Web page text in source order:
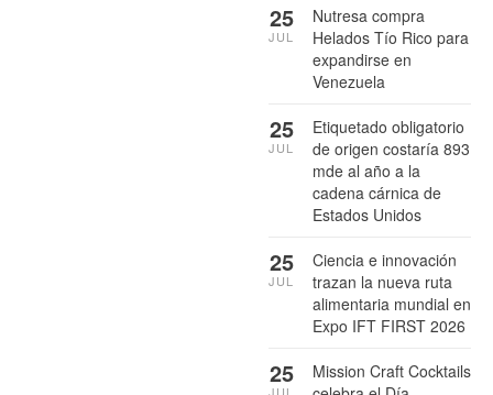
Nutresa compra
Helados Tío Rico para
expandirse en
Venezuela
25
JUL
Etiquetado obligatorio
de origen costaría 893
mde al año a la
cadena cárnica de
Estados Unidos
25
JUL
Ciencia e innovación
trazan la nueva ruta
alimentaria mundial en
Expo IFT FIRST 2026
25
JUL
Mission Craft Cocktails
25